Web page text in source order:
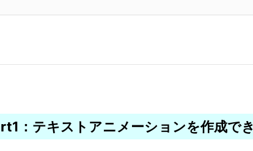
：テキストアニメーションを作成で